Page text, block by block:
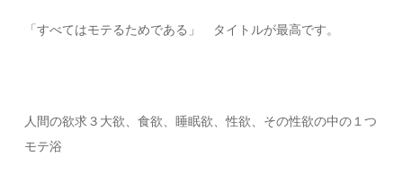
「すべてはモテるためである」 タイトルが最高です。
人間の欲求３大欲、食欲、睡眠欲、性欲、その性欲の中の１つ
モテ浴